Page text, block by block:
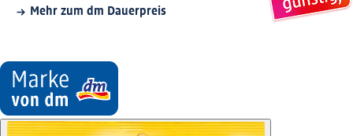
Mehr zum dm Dauerpreis